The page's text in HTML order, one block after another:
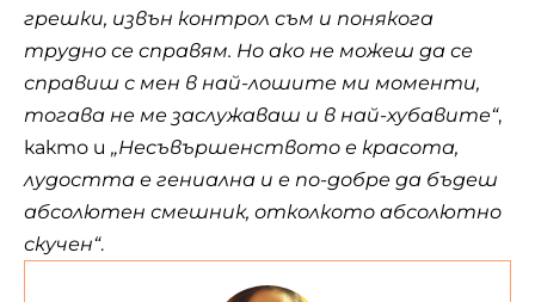
грешки, извън контрол съм и понякога
трудно се справям. Но ако не можеш да се
справиш с мен в най-лошите ми моменти,
тогава не ме заслужаваш и в най-хубавите“,
както и „Несъвършенството е красота,
лудостта е гениална и е по-добре да бъдеш
абсолютен смешник, отколкото абсолютно
скучен“.